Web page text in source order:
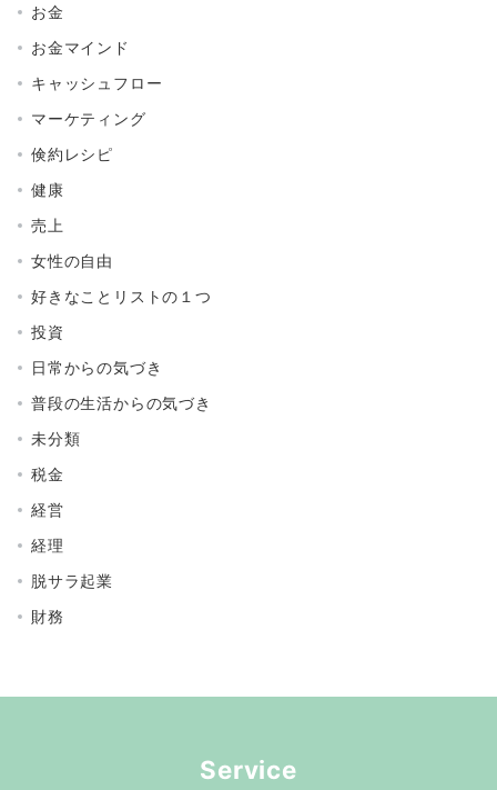
お金
お金マインド
キャッシュフロー
マーケティング
倹約レシピ
健康
売上
女性の自由
好きなことリストの１つ
投資
日常からの気づき
普段の生活からの気づき
未分類
税金
経営
経理
脱サラ起業
財務
Service